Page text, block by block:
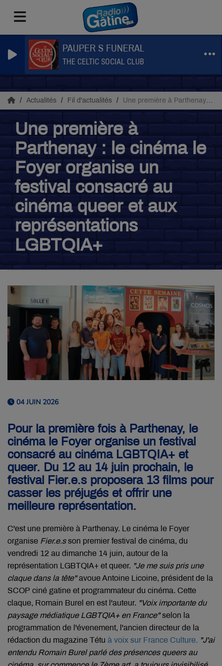
PAUPER S FUNERAL
THE CELTIC SOCIAL CLUB
Actualités Fil d'actualités Une première à Parthenay : le cinéma le Foyer organise un festival consacré au cinéma queer et aux représentations LGBTQIA+
Une première à
Parthenay : le cinéma le
Foyer organise un
festival consacré au
cinéma queer et aux
représentations
LGBTQIA+
04 JUIN 2026
Pour la première fois à Parthenay, le
cinéma le Foyer organise un festival
consacré au cinéma LGBTQIA+ et
queer. Du 12 au 14 juin prochain, le
festival Fier.e.s proposera 13 films pour
casser les préjugés et offrir une
meilleure représentation.
C'est une première à Parthenay. Le cinéma le Foyer
organise Fier.e.sson premier festival de cinéma, du
vendredi 12 au dimanche 14 juin, autour de la
représentation LGBTQIA+ et queer. "Je me suis pris une
claque dans la tête"avoue Antoine Licoine, président de la
SCOP ciné gatine et programmateur du cinéma. Cette
claque, Romain Burel en est l'auteur. "Voix importante du
paysage médiatique LGBTQIA+ en France"selon la
programmation de l'évenement, l'ancien directeur de la
rédaction du magazine Tétu à voix sur France Culture. "J'ai
entendu Romain Burel parlé des présences queers au